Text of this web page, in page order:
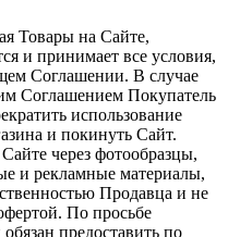
Товары на Сайте,
и принимает все условия,
Соглашении. В случае
Соглашением Покупатель
использование
и покинуть Сайт.
через фотообразцы,
и рекламные материалы,
Продавца и не
По просьбе
предоставить по